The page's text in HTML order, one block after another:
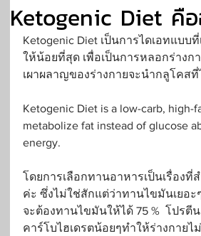
Ketogenic Diet คือ
Ketogenic Diet เป็นการไดเอทแบ
ให้น้อยที่สุด เพื่อเป็นการหลอกร่าง
เผาผลาญของร่างกายจะนำกลูโคส
Ketogenic Diet is a low-carb, high-
metabolize fat instead of glucose
energy.
โดยการเลือกทานอาหารเป็นเรื่อง
ค่ะ ซึ่งไม่ใช่สักแต่ว่าทานไขมันเยอ
จะต้องทานไขมันให้ได้ 75 %  โปรตี
คาร์โบไฮเดรตน้อยๆทำให้ร่างกาย